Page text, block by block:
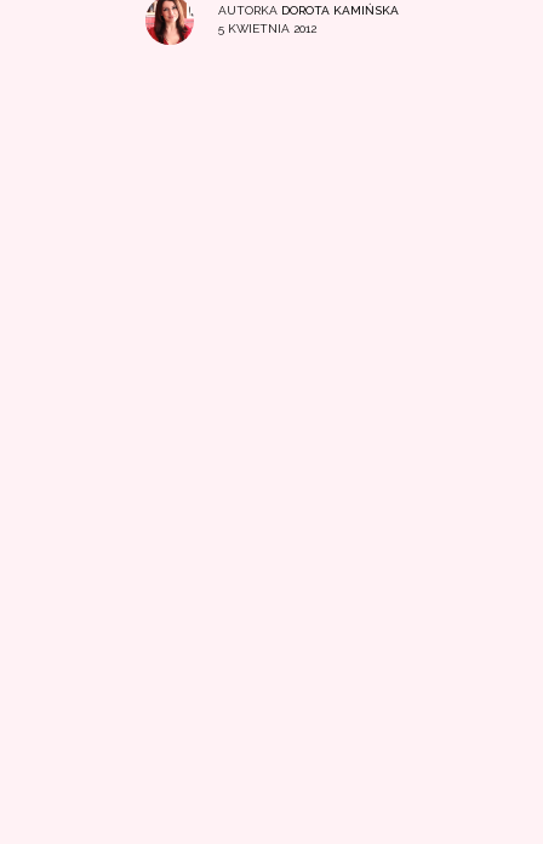
AUTORKA DOROTA KAMIŃSKA
5 KWIETNIA 2012